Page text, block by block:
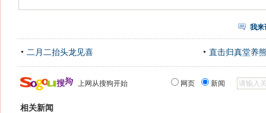
我来
二月二抬头龙见喜 直击归真堂养
上网从搜狗开始 网页 新闻
相关新闻